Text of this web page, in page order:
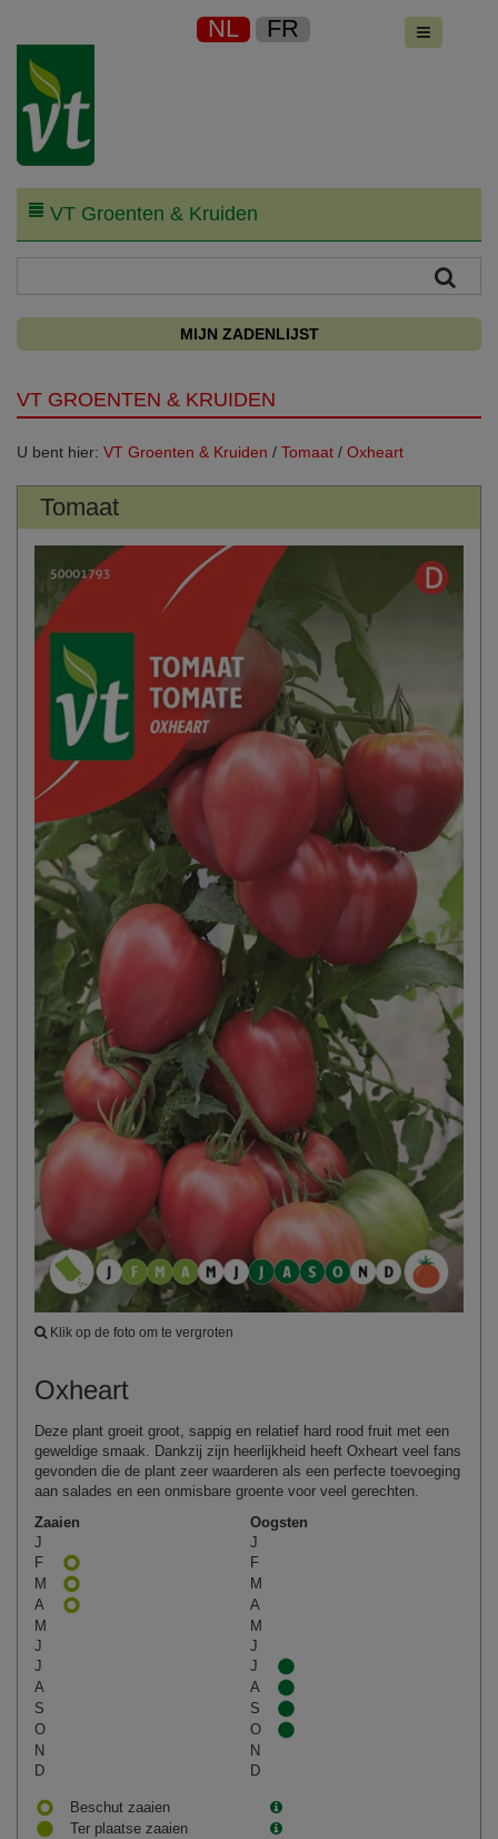
NL FR
VT Groenten & Kruiden
MIJN ZADENLIJST
VT GROENTEN & KRUIDEN
U bent hier: VT Groenten & Kruiden / Tomaat / Oxheart
Tomaat
Klik op de foto om te vergroten
Oxheart
Deze plant groeit groot, sappig en relatief hard rood fruit met een
geweldige smaak. Dankzij zijn heerlijkheid heeft Oxheart veel fans
gevonden die de plant zeer waarderen als een perfecte toevoeging
aan salades en een onmisbare groente voor veel gerechten.
Zaaien
Oogsten
J
J
F
F
M
M
A
A
M
M
J
J
J
J
A
A
S
S
O
O
N
N
D
D
Beschut zaaien
Ter plaatse zaaien